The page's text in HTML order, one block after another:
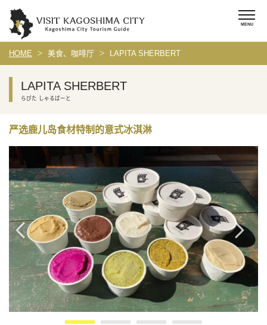
HOME 美食、咖啡厅 LAPITA SHERBERT
LAPITA SHERBERT
らぴた しゃるばーと
严选鹿儿岛食材特制的意式冰淇淋